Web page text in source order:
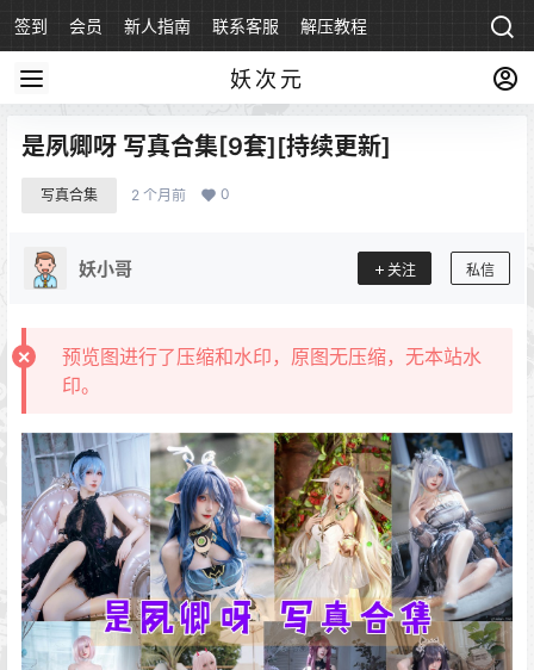
签到 会员 新人指南 联系客服 解压教程
妖次元
是夙卿呀 写真合集[9套][持续更新]
写真合集 2 个月前 0
妖小哥 关注 私信
预览图进行了压缩和水印，原图无压缩，无本站水
印。